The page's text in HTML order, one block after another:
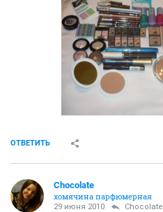
ОТВЕТИТЬ
Chocolate
хомячина парфюмерная
29 июня 2010 Chocolate